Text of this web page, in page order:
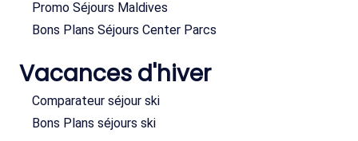
Promo Séjours Maldives
Bons Plans Séjours Center Parcs
Vacances d'hiver
Comparateur séjour ski
Bons Plans séjours ski